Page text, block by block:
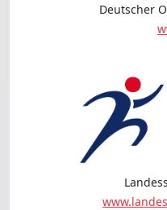
Deutscher